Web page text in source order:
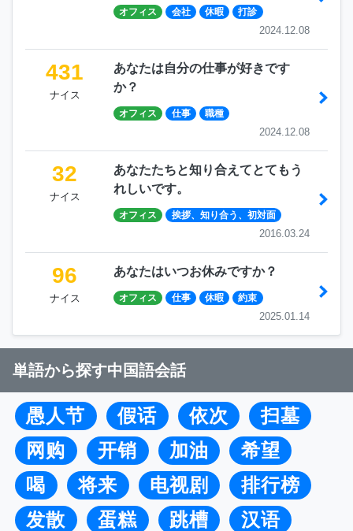
オフィス 会社 休暇 打診
2024.12.08
431
ナイス
あなたは自分の仕事が好きです
か？
オフィス 仕事 職種
2024.12.08
32
ナイス
あなたたちと知り合えてとてもう
れしいです。
オフィス 挨拶、知り合う、初対面
2016.03.24
96
ナイス
あなたはいつお休みですか？
オフィス 仕事 休暇 約束
2025.01.14
単語から探す中国語会話
愚人节 假话 依次
扫墓
网购
开销 加油
希望
喝
将来 电视剧
排行榜
发散
蛋糕 跳槽
汉语